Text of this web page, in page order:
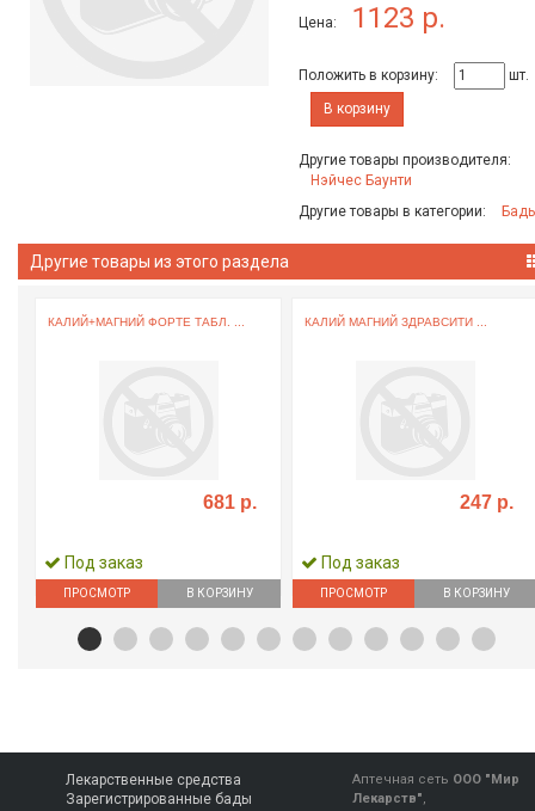
Цена: 1123 р.
Положить в корзину:
шт.
В корзину
Другие товары производителя:
Нэйчес Баунти
Другие товары в категории:
Другие товары из этого раздела
КАЛИЙ+МАГНИЙ ФОРТЕ ТАБЛ. ...
681 р.
Под заказ
ПРОСМОТР В КОРЗИНУ
КАЛИЙ МАГНИЙ ЗДРАВСИТИ ...
247 р.
Под заказ
ПРОСМОТР В КОРЗИНУ
Лекарственные средства
Зарегистрированные бады
Аптечная сеть ООО "Мир
Лекарств",